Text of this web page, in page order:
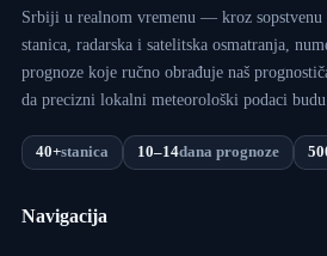
Srbiji u realnom vremenu — kroz sopstvenu
stanica, radarska i satelitska osmatranja,
prognoze koje ručno obrađuje naš
da precizni lokalni meteorološki podaci budu
40+stanica 10–14dana prognoze
Navigacija